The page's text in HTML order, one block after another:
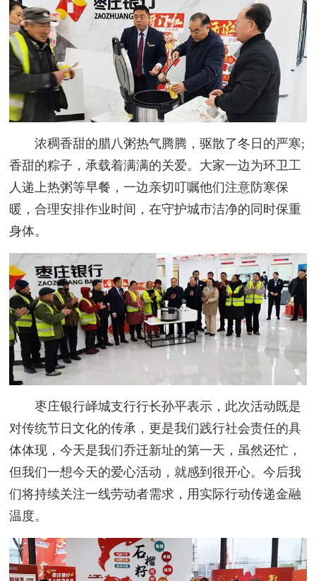
浓稠香甜的腊八粥热气腾腾，驱散了冬日的严寒;
香甜的粽子，承载着满满的关爱。大家一边为环卫工
人递上热粥等早餐，一边亲切叮嘱他们注意防寒保
暖，合理安排作业时间，在守护城市洁净的同时保重
身体。
枣庄银行峄城支行行长孙平表示，此次活动既是
对传统节日文化的传承，更是我们践行社会责任的具
体体现，今天是我们乔迁新址的第一天，虽然还忙，
但我们一想今天的爱心活动，就感到很开心。今后我
们将持续关注一线劳动者需求，用实际行动传递金融
温度。